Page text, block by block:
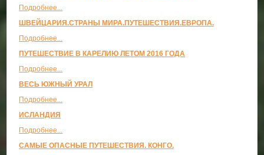
Подробнее...
ШВЕЙЦАРИЯ.СТРАНЫ МИРА.ПУТЕШЕСТВИЯ.ЕВРОПА.
Подробнее...
ПУТЕШЕСТВИЕ В КАРЕЛИЮ ЛЕТОМ 2016 ГОДА
Подробнее...
ВЕСЬ ЮЖНЫЙ УРАЛ
Подробнее...
ИСЛАНДИЯ
Подробнее...
САМЫЕ ОПАСНЫЕ ПУТЕШЕСТВИЯ. КОНГО.